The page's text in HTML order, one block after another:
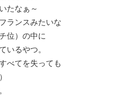
たなぁ～
ランスみたいな
位）の中に
いるやつ。
べてを失っても